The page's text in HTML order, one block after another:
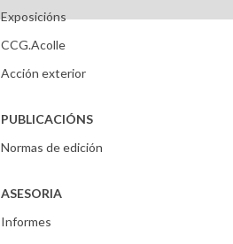
Exposicións
CCG.Acolle
Acción exterior
PUBLICACIÓNS
Normas de edición
ASESORIA
Informes